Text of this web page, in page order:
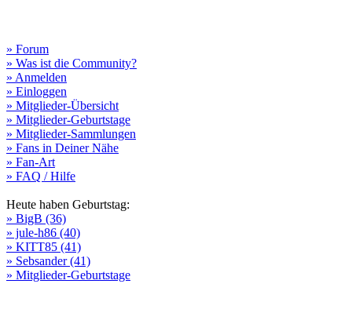
» Forum
» Was ist die Community?
» Anmelden
» Einloggen
» Mitglieder-Übersicht
» Mitglieder-Geburtstage
» Mitglieder-Sammlungen
» Fans in Deiner Nähe
» Fan-Art
» FAQ / Hilfe
Heute haben Geburtstag:
» BigB (36)
» jule-h86 (40)
» KITT85 (41)
» Sebsander (41)
» Mitglieder-Geburtstage